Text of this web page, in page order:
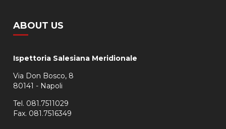
ABOUT US
Ispettoria Salesiana Meridionale
Via Don Bosco, 8
80141 - Napoli
Tel. 081.7511029
Fax. 081.7516349